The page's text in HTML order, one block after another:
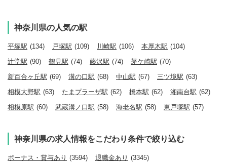
神奈川県の人気の駅
平塚駅 (134) 戸塚駅 (109) 川崎駅 (106) 本厚木駅 (104)
辻堂駅 (90) 鶴見駅 (74) 藤沢駅 (74) 茅ケ崎駅 (70)
新百合ヶ丘駅 (69) 溝の口駅 (68) 中山駅 (67) 三ツ境駅 (63)
相模大野駅 (63) たまプラーザ駅 (62) 橋本駅 (62) 湘南台駅 (62)
相模原駅 (60) 武蔵溝ノ口駅 (58) 海老名駅 (58) 東戸塚駅 (57)
神奈川県の求人情報をこだわり条件で絞り込む
ボーナス・賞与あり (3594) 退職金あり (3345)